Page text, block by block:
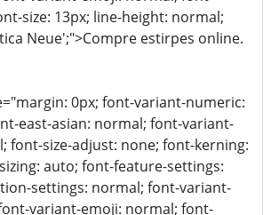
size: 13px; line-height: normal;
Neue';">Compre estirpes online.
0px; font-variant-numeric:
east-asian: normal; font-variant-
font-size-adjust: none; font-kerning:
auto; font-feature-settings:
settings: normal; font-variant-
variant-emoji: normal; font-